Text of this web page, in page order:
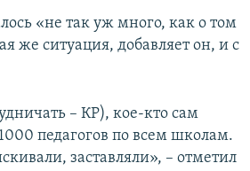
«не так уж много, как о том
же ситуация, добавляет он, и с
– КР), кое-кто сам
педагогов по всем школам.
заставляли», – отметил